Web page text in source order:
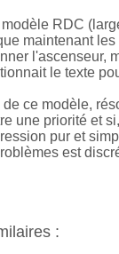
RDC
maintenant les
l'ascenseur,
le texte
ce modèle,
une priorité et
pur et
est
: